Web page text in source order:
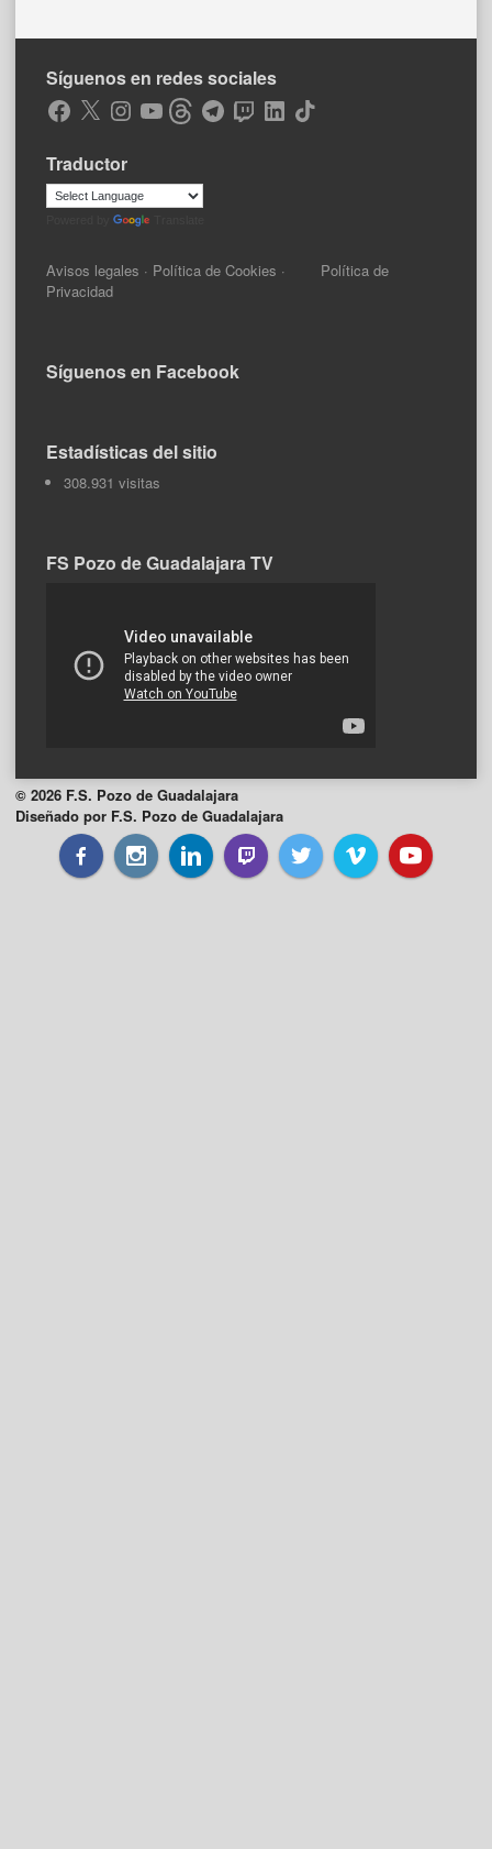
Síguenos en redes sociales
Facebook
X Instagram
YouTubeThreadsTelegramTwitchLinkedIn
TikTok
Traductor
Avisos legales · Política de Cookies · Política de
Privacidad
Síguenos en Facebook
Estadísticas del sitio
308.931 visitas
FS Pozo de Guadalajara TV
© 2026 F.S. Pozo de Guadalajara
Diseñado por F.S. Pozo de Guadalajara